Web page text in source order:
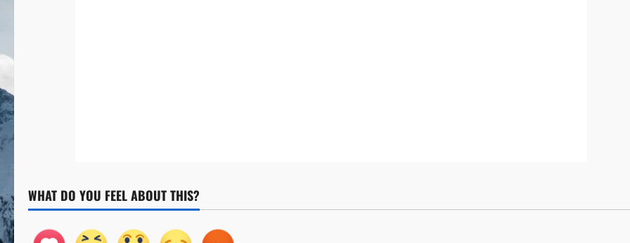
WHAT DO YOU FEEL ABOUT THIS?